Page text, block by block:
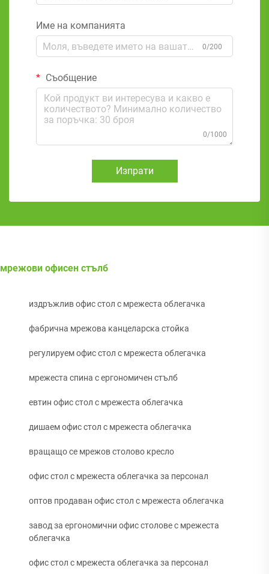
Име на компанията
0/200
Съобщение
0/1000
Изпрати
мрежови офисен стълб
издръжлив офис стол с мрежеста облегачка
фабрична мрежова канцеларска стойка
регулируем офис стол с мрежеста облегачка
мрежеста спина с ергономичен стълб
евтин офис стол с мрежеста облегачка
дишаем офис стол с мрежеста облегачка
вращащо се мрежов столово кресло
офис стол с мрежеста облегачка за персонал
оптов продаван офис стол с мрежеста облегачка
завод за ергономични офис столове с мрежеста
облегачка
офис стол с мрежеста облегачка за персонал